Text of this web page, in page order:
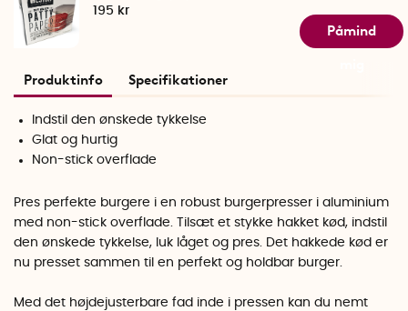
195 kr
Påmind
Produktinfo
Specifikationer
Indstil den ønskede tykkelse
Glat og hurtig
Non-stick overflade
Pres perfekte burgere i en robust burgerpresser i aluminium
med non-stick overflade. Tilsæt et stykke hakket kød, indstil
den ønskede tykkelse, luk låget og pres. Det hakkede kød er
nu presset sammen til en perfekt og holdbar burger.
Med det højdejusterbare fad inde i pressen kan du nemt